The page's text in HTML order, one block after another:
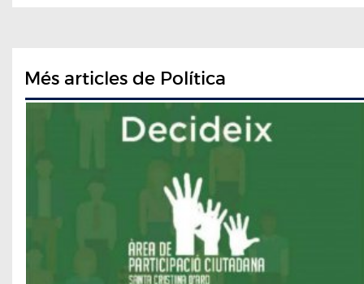
Més articles de Política